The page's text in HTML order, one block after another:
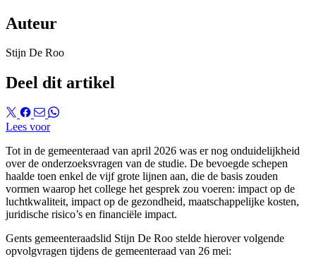
Auteur
Stijn De Roo
Deel dit artikel
Lees voor
Tot in de gemeenteraad van april 2026 was er nog onduidelijkheid
over de onderzoeksvragen van de studie. De bevoegde schepen
haalde toen enkel de vijf grote lijnen aan, die de basis zouden
vormen waarop het college het gesprek zou voeren: impact op de
luchtkwaliteit, impact op de gezondheid, maatschappelijke kosten,
juridische risico’s en financiële impact.
Gents gemeenteraadslid Stijn De Roo stelde hierover volgende
opvolgvragen tijdens de gemeenteraad van 26 mei: